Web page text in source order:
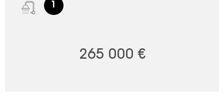
1
265 000 €